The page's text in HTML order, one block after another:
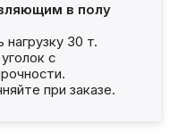
в полу
30 т.
с
при заказе.